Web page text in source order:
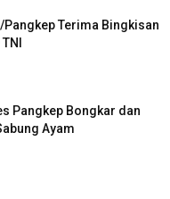
Terima Bingkisan
Pangkep Bongkar dan
Ayam